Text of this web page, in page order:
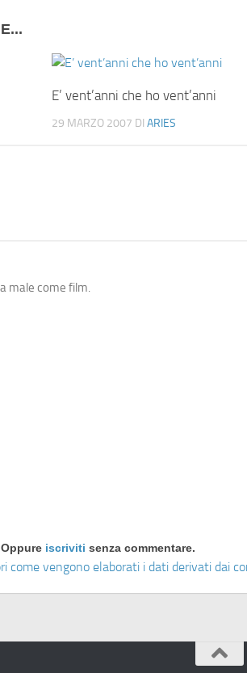
E’ vent’anni che ho vent’anni
29 MARZO 2007 DIARIES
male come film.
iscriviti senza commentare.
come vengono elaborati i dati derivati dai